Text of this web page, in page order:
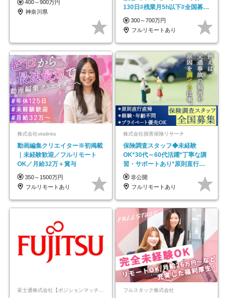
400～900万円
神奈川県
130日#残業月5h以下#全国募集
#最大1年の研修
300～700万円
フルリモートあり
株式会社viralinks
動画編集クリエイター※初掲載
｜未経験歓迎／フルリモート
OK／月給32万＋賞与
350～1500万円
フルリモートあり
株式会社損害保険リサーチ
保険調査スタッフ◆未経験
OK*30代～60代活躍*丁寧な講
習・サポートあり*原則直行直
帰／全国募集・業務委託
非公開
フルリモートあり
富士通株式会社【ポジションマッチ登録】 フルスタック株式会社